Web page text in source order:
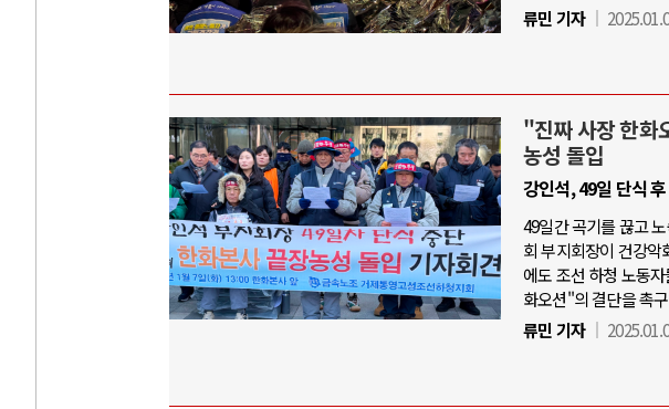
류민 기자
"진짜 사장 한화
농성 돌입
강인석, 49일 단식
49일간 곡기를 끊고
회 부지회장이 건강악
에도 조선 하청 노동
화오션"의 결단을 촉
류민 기자